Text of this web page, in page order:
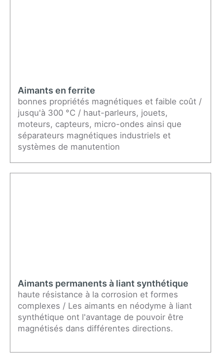
Aimants en ferrite
bonnes propriétés magnétiques et faible coût /
jusqu'à 300 °C / haut-parleurs, jouets,
moteurs, capteurs, micro-ondes ainsi que
séparateurs magnétiques industriels et
systèmes de manutention
Aimants permanents à liant synthétique
haute résistance à la corrosion et formes
complexes / Les aimants en néodyme à liant
synthétique ont l'avantage de pouvoir être
magnétisés dans différentes directions.